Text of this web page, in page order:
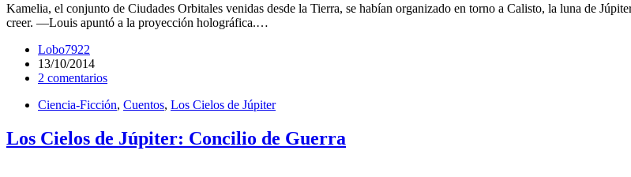
Kamelia, el conjunto de Ciudades Orbitales venidas desde la Tierra, se habían organizado en torno a Calisto, la luna de
creer. —Louis apuntó a la proyección holográfica.…
Lobo7922
13/10/2014
2 comentarios
Ciencia-Ficción, Cuentos, Los Cielos de Júpiter
Los Cielos de Júpiter: Concilio de Guerra